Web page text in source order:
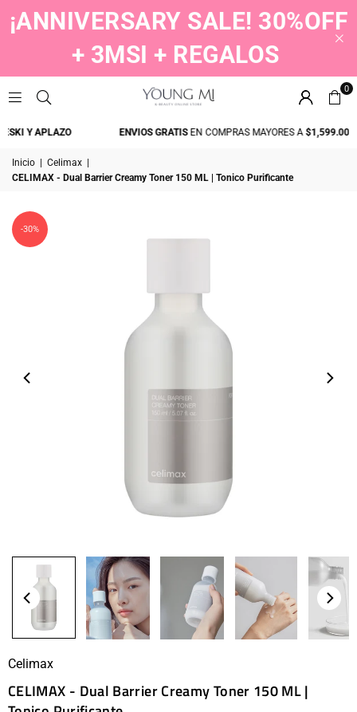
¡ANNIVERSARY SALE! 30%OFF
+ 3MSI + REGALOS
0
Y APLAZO ENVIOS GRATISEN COMPRAS MAYORES A$1,599.00
Inicio Celimax
CELIMAX - Dual Barrier Creamy Toner 150 ML | Tonico Purificante
-30%
Celimax
CELIMAX - Dual Barrier Creamy Toner 150 ML |